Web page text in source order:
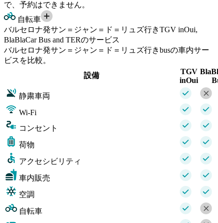
で、予約はできません。
自転車
バルセロナ発サン＝ジャン＝ド＝リュズ行きTGV inOui,
BlaBlaCar Bus and TERのサービス
バルセロナ発サン＝ジャン＝ド＝リュズ行きbusの車内サー
ビスを比較。
設備
TGV
inOui
静粛車両
Wi-Fi
コンセント
荷物
アクセシビリティ
車内販売
空調
自転車